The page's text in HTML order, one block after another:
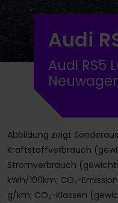
Audi
Audi RS5
Abbildung zeigt
Kraftstoffverbrauch
Stromverbrauch
kWh/100km; CO₂-
g/km; CO₂-Klassen